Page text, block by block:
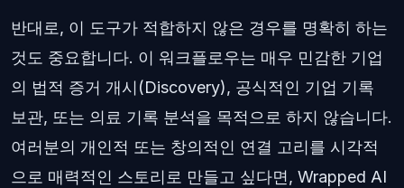
반대로, 이 도구가 적합하지 않은 경우를 명확히 하는
것도 중요합니다. 이 워크플로우는 매우 민감한 기업
의 법적 증거 개시(Discovery), 공식적인 기업 기록
보관, 또는 의료 기록 분석을 목적으로 하지 않습니다.
여러분의 개인적 또는 창의적인 연결 고리를 시각적
으로 매력적인 스토리로 만들고 싶다면, Wrapped AI